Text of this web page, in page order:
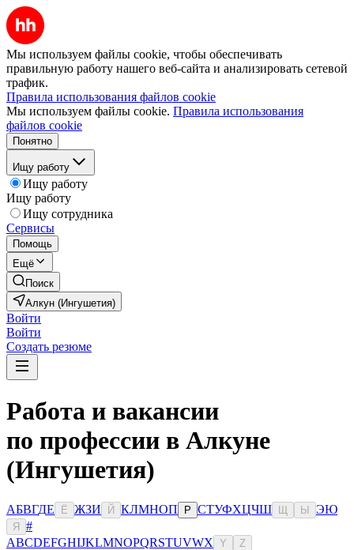
Мы используем файлы cookie, чтобы обеспечивать
правильную работу нашего веб-сайта и анализировать сетевой
трафик.
Правила использования файлов cookie
Мы используем файлы cookie. Правила использования
файлов cookie
Понятно
Ищу работу
Ищу работу
Ищу работу
Ищу сотрудника
Сервисы
Помощь
Ещё
Поиск
Алкун (Ингушетия)
Войти
Войти
Создать резюме
Работа и вакансии
по профессии в Алкуне
(Ингушетия)
АБВГДЕ Ё ЖЗИ Й КЛМНОП Р СТУФХЦЧШ Ы ЭЮ
Я
#
ABCDEFGHIJKLMNOPQRSTUVWX Y Z